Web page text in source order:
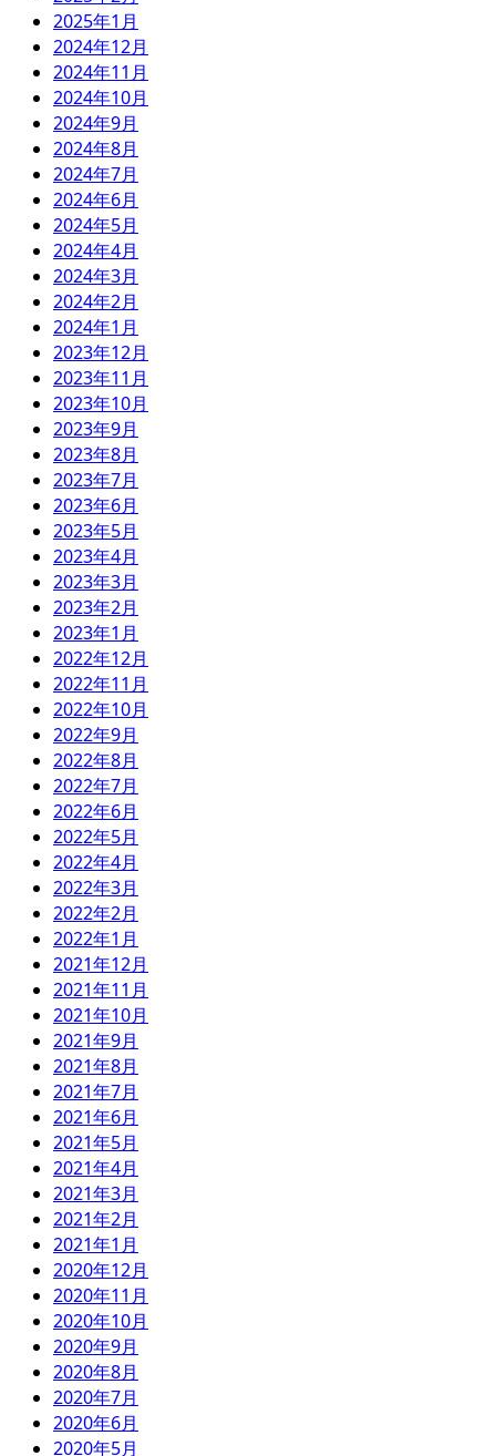
2025年1月
2024年12月
2024年11月
2024年10月
2024年9月
2024年8月
2024年7月
2024年6月
2024年5月
2024年4月
2024年3月
2024年2月
2024年1月
2023年12月
2023年11月
2023年10月
2023年9月
2023年8月
2023年7月
2023年6月
2023年5月
2023年4月
2023年3月
2023年2月
2023年1月
2022年12月
2022年11月
2022年10月
2022年9月
2022年8月
2022年7月
2022年6月
2022年5月
2022年4月
2022年3月
2022年2月
2022年1月
2021年12月
2021年11月
2021年10月
2021年9月
2021年8月
2021年7月
2021年6月
2021年5月
2021年4月
2021年3月
2021年2月
2021年1月
2020年12月
2020年11月
2020年10月
2020年9月
2020年8月
2020年7月
2020年6月
2020年5月